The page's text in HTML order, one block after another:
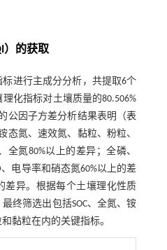
）的获取
进行主成分分析，共提取6个
化指标对土壤质量的80.506%
公因子方差分析结果表明（表
态氮、速效氮、黏粒、粉粒、
全氮80%以上的差异；全磷、
电导率和硝态氮60%以上的差
差异。根据每个土壤理化性质
终筛选出包括SOC、全氮、铵
黏粒在内的关键指标。